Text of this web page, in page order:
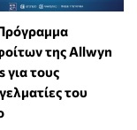
της Allwyn
για τους
του